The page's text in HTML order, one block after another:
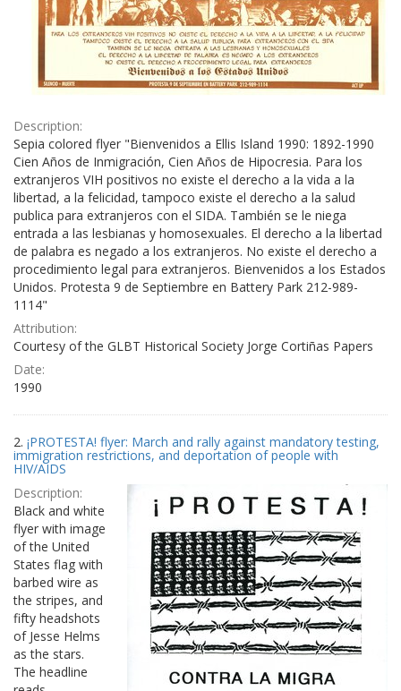
Description:
Sepia colored flyer "Bienvenidos a Ellis Island 1990: 1892-1990
Cien Años de Inmigración, Cien Años de Hipocresia. Para los
extranjeros VIH positivos no existe el derecho a la vida a la
libertad, a la felicidad, tampoco existe el derecho a la salud
publica para extranjeros con el SIDA. También se le niega
entrada a las lesbianas y homosexuales. El derecho a la libertad
de palabra es negado a los extranjeros. No existe el derecho a
procedimiento legal para extranjeros. Bienvenidos a los Estados
Unidos. Protesta 9 de Septiembre en Battery Park 212-989-
1114"
Attribution:
Courtesy of the GLBT Historical Society Jorge Cortiñas Papers
Date:
1990
2. ¡PROTESTA! flyer: March and rally against mandatory testing,
immigration restrictions, and deportation of people with
HIV/AIDS
Description:
Black and white
flyer with image
of the United
States flag with
barbed wire as
the stripes, and
fifty headshots
of Jesse Helms
as the stars.
The headline